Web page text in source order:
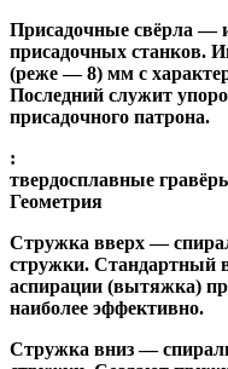
Присадочные свёрла —
присадочных станков.
(реже — 8) мм с
Последний служит
присадочного патрона.
:
твердосплавные
Геометрия
Стружка вверх—
стружки. Стандартный
аспирации (вытяжка)
наиболее эффективно.
Стружка вниз—